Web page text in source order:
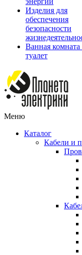
Изделия для
обеспечения
безопасности
Ванная комната
туалет
Меню
Каталог
Кабели и